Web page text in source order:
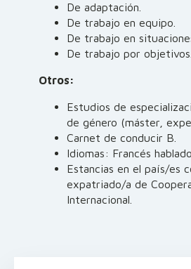
De adaptación.
De trabajo en equipo.
De trabajo en
De trabajo por objetivos.
Otros:
Estudios de
de género (máster,
Carnet de conducir B.
Idiomas: Francés
Estancias en el país/es
expatriado/a de
Internacional.